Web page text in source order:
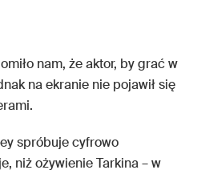
nam, że aktor, by grać w
na ekranie nie pojawił się
spróbuje cyfrowo
niż ożywienie Tarkina – w